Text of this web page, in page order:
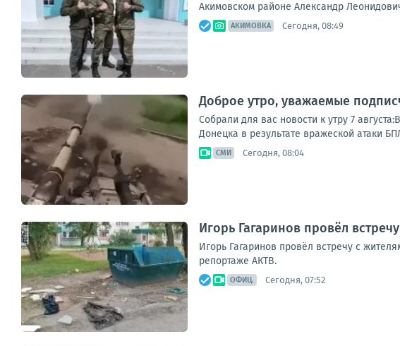
Акимовском районе Александр
АКИМОВКА Сегодня, 08:49
Доброе утро, уважаемые
Собрали для вас новости к утру 7
Донецка в результате вражеской атаки
СМИ Сегодня, 08:04
Игорь Гагаринов провёл
Игорь Гагаринов провёл встречу с
репортаже АКТВ.
ОФИЦ. Сегодня, 07:52